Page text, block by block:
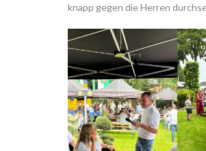
knapp gegen die Herren